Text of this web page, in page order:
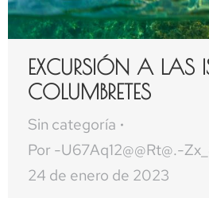
EXCURSIÓN A LAS
COLUMBRETES
Sin categoría
Por -U67Aq12@@Rt@.-
24 de enero de 2023